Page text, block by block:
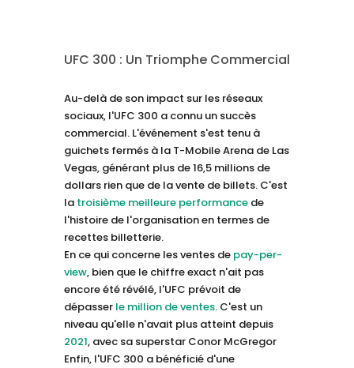
UFC 300 : Un Triomphe Commercial
Au-delà de son impact sur les réseaux
sociaux, l'UFC 300 a connu un succès
commercial. L'événement s'est tenu à
guichets fermés à la T-Mobile Arena de Las
Vegas, générant plus de 16,5 millions de
dollars rien que de la vente de billets. C'est
la troisième meilleure performancede
l'histoire de l'organisation en termes de
recettes billetterie.
En ce qui concerne les ventes de pay-per-
view, bien que le chiffre exact n'ait pas
encore été révélé, l'UFC prévoit de
dépasser le million de ventes. C'est un
niveau qu'elle n'avait plus atteint depuis
2021, avec sa superstar Conor McGregor
Enfin, l'UFC 300 a bénéficié d'une